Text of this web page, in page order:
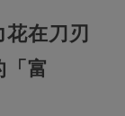
在刀刃
「富